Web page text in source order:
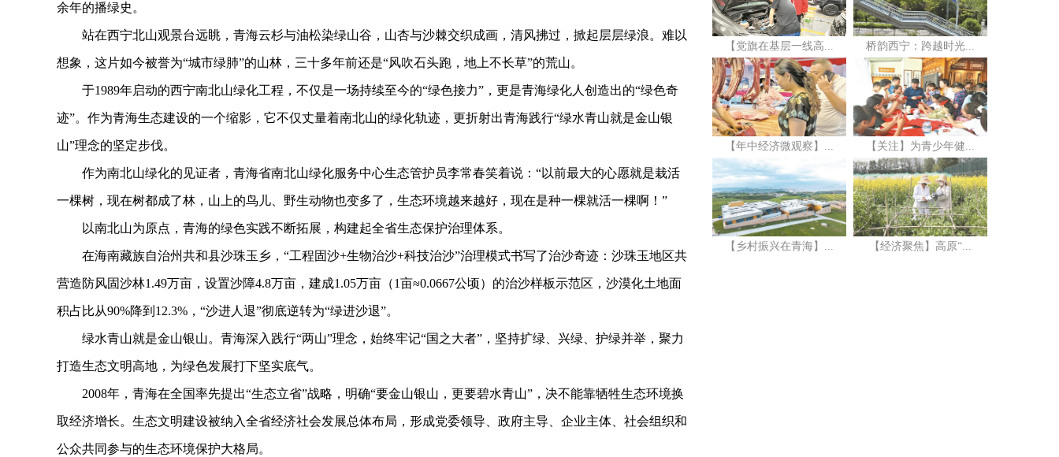
余年的播绿史。
站在西宁北山观景台远眺，青海云杉与油松染绿山谷，山杏与沙棘交织成画，清风拂过，掀起层层绿浪。难以
想象，这片如今被誉为“城市绿肺”的山林，三十多年前还是“风吹石头跑，地上不长草”的荒山。
于1989年启动的西宁南北山绿化工程，不仅是一场持续至今的“绿色接力”，更是青海绿化人创造出的“绿色奇
迹”。作为青海生态建设的一个缩影，它不仅丈量着南北山的绿化轨迹，更折射出青海践行“绿水青山就是金山银
山”理念的坚定步伐。
作为南北山绿化的见证者，青海省南北山绿化服务中心生态管护员李常春笑着说：“以前最大的心愿就是栽活
一棵树，现在树都成了林，山上的鸟儿、野生动物也变多了，生态环境越来越好，现在是种一棵就活一棵啊！”
以南北山为原点，青海的绿色实践不断拓展，构建起全省生态保护治理体系。
在海南藏族自治州共和县沙珠玉乡，“工程固沙+生物治沙+科技治沙”治理模式书写了治沙奇迹：沙珠玉地区共
营造防风固沙林1.49万亩，设置沙障4.8万亩，建成1.05万亩（1亩≈0.0667公顷）的治沙样板示范区，沙漠化土地面
积占比从90%降到12.3%，“沙进人退”彻底逆转为“绿进沙退”。
绿水青山就是金山银山。青海深入践行“两山”理念，始终牢记“国之大者”，坚持扩绿、兴绿、护绿并举，聚力
打造生态文明高地，为绿色发展打下坚实底气。
2008年，青海在全国率先提出“生态立省”战略，明确“要金山银山，更要碧水青山”，决不能靠牺牲生态环境换
取经济增长。生态文明建设被纳入全省经济社会发展总体布局，形成党委领导、政府主导、企业主体、社会组织和
公众共同参与的生态环境保护大格局。
【党旗在基层一线高... 桥韵西宁：跨越时光...
【年中经济微观察】... 【关注】为青少年健...
【乡村振兴在青海】... 【经济聚焦】高原“...